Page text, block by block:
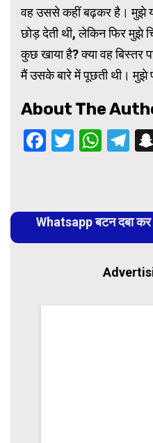
वह उससे कहीं बढ़कर है। मुझे
छोड़ देती थी, लेकिन फिर मुझे
कुछ खाया है? क्या वह बिस्तर
मैं उसके बारे में पूछती थी। मुझे
About The
Facebook
Twitter
Reading
Whatsapp बटन दबा